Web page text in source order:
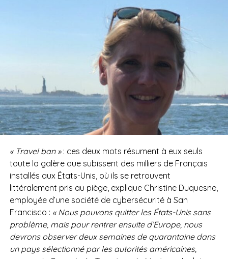
« Travel ban »: ces deux mots résument à eux seuls
toute la galère que subissent des milliers de Français
installés aux États-Unis, où ils se retrouvent
littéralement pris au piège, explique Christine Duquesne,
employée d’une société de cybersécurité à San
Francisco : « Nous pouvons quitter les États-Unis sans
problème, mais pour rentrer ensuite d’Europe, nous
devrons observer deux semaines de quarantaine dans
un pays sélectionné par les autorités américaines,